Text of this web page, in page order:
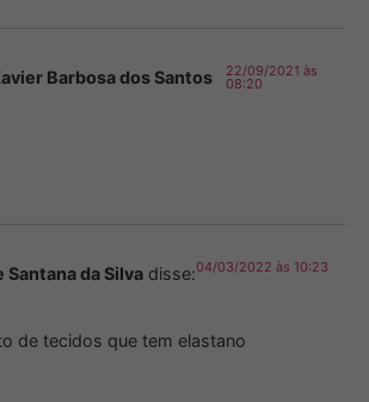
Barbosa dos Santos
22/09/2021 às
08:20
Santana da Silva disse:04/03/2022 às 10:23
de tecidos que tem elastano